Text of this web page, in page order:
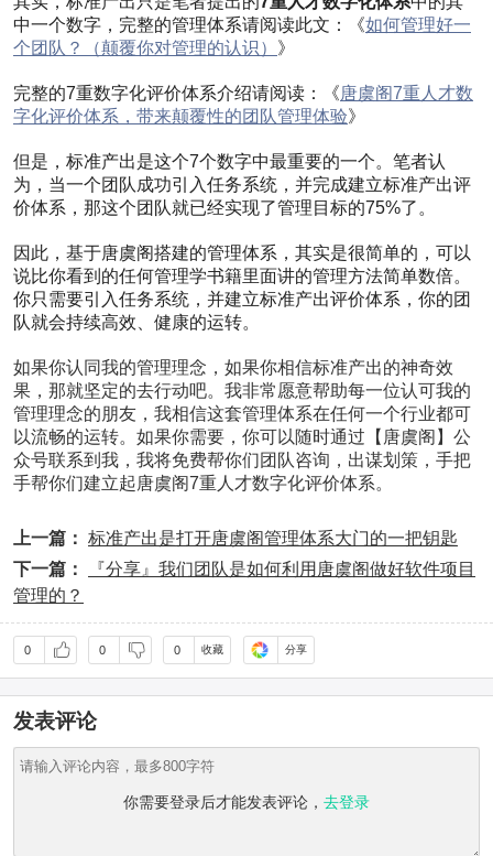
赞
0
收
7重
帮助
企业
构建
管理
心：
公平
3414
阅读
评
论
0
点
赞
0
收
相比
其他
项目
软
件，
唐虞
阁有
何不
样？
中一个数字，完整的管理体系请阅读此文：《如何管理好一
个团队？（颠覆你对管理的认识） 》
完整的7重数字化评价体系介绍请阅读：《唐虞阁7重人才数
字化评价体系，带来颠覆性的团队管理体验》
但是，标准产出是这个7个数字中最重要的一个。笔者认
为，当一个团队成功引入任务系统，并完成建立标准产出评
价体系，那这个团队就已经实现了管理目标的75%了。
因此，基于唐虞阁搭建的管理体系，其实是很简单的，可以
说比你看到的任何管理学书籍里面讲的管理方法简单数倍。
你只需要引入任务系统，并建立标准产出评价体系，你的团
队就会持续高效、健康的运转。
如果你认同我的管理理念，如果你相信标准产出的神奇效
果，那就坚定的去行动吧。 我非常愿意帮助每一位认可我的
管理理念的朋友，我相信这套管理体系在任何一个行业都可
以流畅的运转。 如果你需要，你可以随时通过【唐虞阁】公
众号联系到我，我将免费帮你们团队咨询，出谋划策，手把
手帮你们建立起唐虞阁7重人才数字化评价体系。
上一篇： 标准产出是打开唐虞阁管理体系大门的一把钥匙
下一篇：
『分享』我们团队是如何利用唐虞阁做好软件项目
管理的？
发表评论
你需要登录后才能发表评论， 去登录